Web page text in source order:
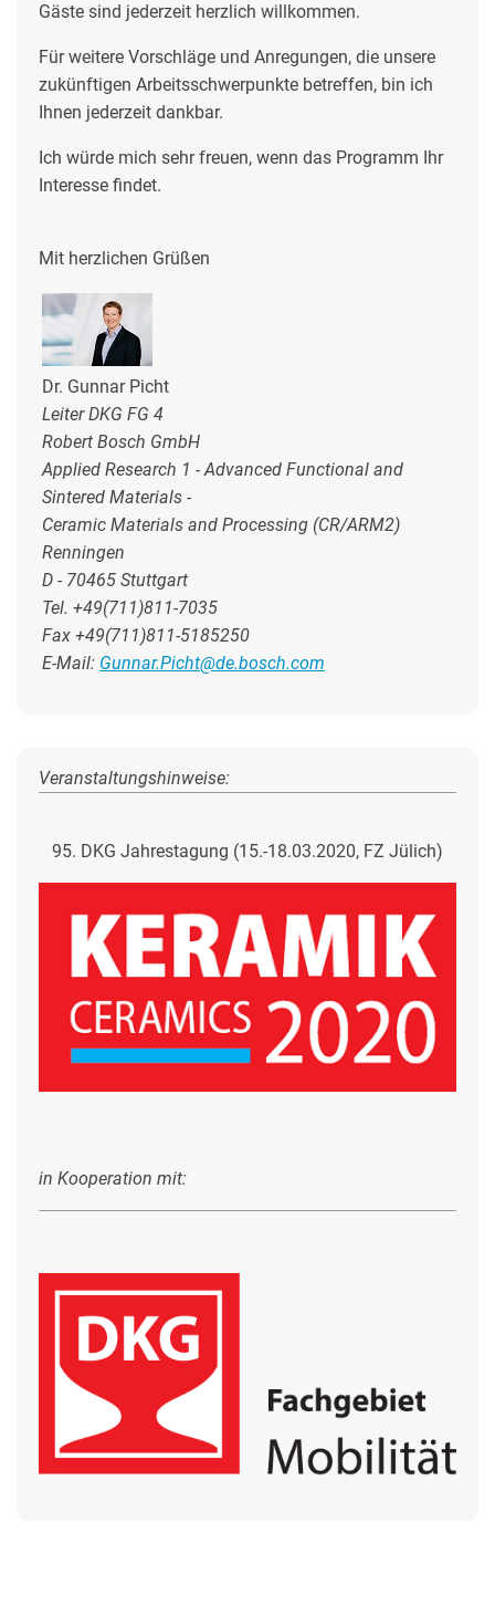
Gäste sind jederzeit herzlich willkommen.
Für weitere Vorschläge und Anregungen, die unsere
zukünftigen Arbeitsschwerpunkte betreffen, bin ich
Ihnen jederzeit dankbar.
Ich würde mich sehr freuen, wenn das Programm Ihr
Interesse findet.
Mit herzlichen Grüßen
Dr. Gunnar Picht
Leiter DKG FG 4
Robert Bosch GmbH
Applied Research 1 - Advanced Functional and
Sintered Materials -
Ceramic Materials and Processing (CR/ARM2)
Renningen
D - 70465 Stuttgart
Tel. +49(711)811-7035
Fax +49(711)811-5185250
E-Mail: Gunnar.Picht@de.bosch.com
Veranstaltungshinweise:
95. DKG Jahrestagung (15.-18.03.2020, FZ Jülich)
in Kooperation mit: